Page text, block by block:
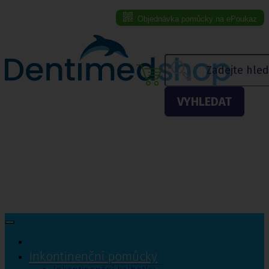
Objednávka pomůcky na ePoukaz
VYHLEDAT
Inkontinenční pomůcky